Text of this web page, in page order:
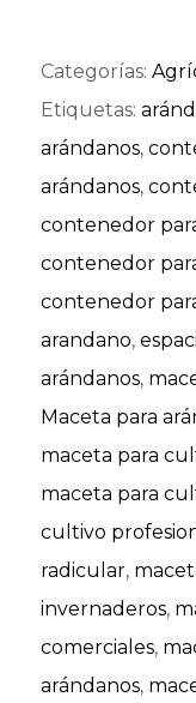
Categorías:
Etiquetas:
arándanos,
arándanos,
contenedor
contenedor
contenedor
arandano,
arándanos,
Maceta para
maceta para
maceta para
cultivo
radicular,
invernaderos,
comerciales,
arándanos,